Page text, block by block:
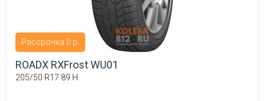
Рассрочка 0 р.
ROADX RXFrost WU01
205/50 R17 89 H